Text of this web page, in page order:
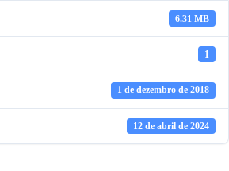
6.31 MB
1
1 de dezembro de 2018
12 de abril de 2024